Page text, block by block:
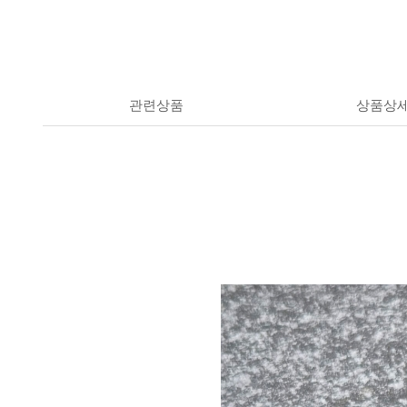
관련상품 상품상